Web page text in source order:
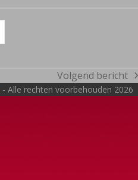
next
post:
Volgend bericht
- Alle rechten voorbehouden 2026